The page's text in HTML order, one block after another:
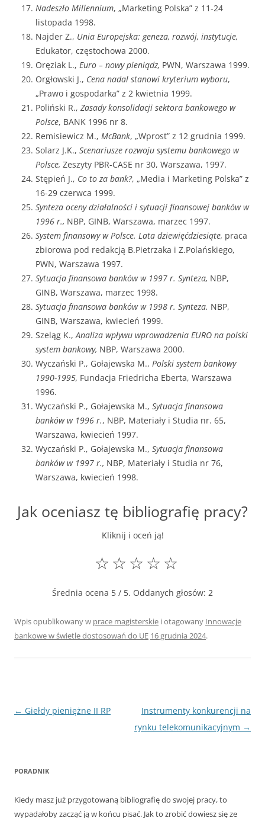
Nadeszło Millennium, „Marketing Polska” z 11-24
listopada 1998.
Najder Z., Unia Europejska: geneza, rozwój, instytucje,
Edukator, częstochowa 2000.
Oręziak L., Euro – nowy pieniądz, PWN, Warszawa 1999.
Orgłowski J., Cena nadal stanowi kryterium wyboru,
„Prawo i gospodarka” z 2 kwietnia 1999.
Poliński R., Zasady konsolidacji sektora bankowego w
Polsce, BANK 1996 nr 8.
Remisiewicz M., McBank, „Wprost” z 12 grudnia 1999.
Solarz J.K., Scenariusze rozwoju systemu bankowego w
Polsce, Zeszyty PBR-CASE nr 30, Warszawa, 1997.
Stępień J., Co to za bank?, „Media i Marketing Polska” z
16-29 czerwca 1999.
Synteza oceny działalności i sytuacji finansowej banków w
1996 r., NBP, GINB, Warszawa, marzec 1997.
System finansowy w Polsce. Lata dziewięćdziesiąte, praca
zbiorowa pod redakcją B.Pietrzaka i Z.Polańskiego,
PWN, Warszawa 1997.
Sytuacja finansowa banków w 1997 r. Synteza, NBP,
GINB, Warszawa, marzec 1998.
Sytuacja finansowa banków w 1998 r. Synteza. NBP,
GINB, Warszawa, kwiecień 1999.
Szeląg K.,Analiza wpływu wprowadzenia EURO na polski
system bankowy, NBP, Warszawa 2000.
Wyczański P., Gołajewska M., Polski system bankowy
1990-1995, Fundacja Friedricha Eberta, Warszawa
1996.
Wyczański P., Gołajewska M., Sytuacja finansowa
banków w 1996 r., NBP, Materiały i Studia nr. 65,
Warszawa, kwiecień 1997.
Wyczański P., Gołajewska M., Sytuacja finansowa
banków w 1997 r., NBP, Materiały i Studia nr 76,
Warszawa, kwiecień 1998.
Jak oceniasz tę bibliografię pracy?
Kliknij i oceń ją!
☆
☆
☆
☆
☆
Średnia ocena 5 / 5. Oddanych głosów: 2
Wpis opublikowany w prace magisterskie i otagowany Innowacje
bankowe w świetle dostosowań do UE 16 grudnia 2024.
Nawigacja
← Giełdy pieniężne II RP
Instrumenty konkurencji na
rynku telekomunikacyjnym →
PORADNIK
Kiedy masz już przygotowaną bibliografię do swojej pracy, to
wypadałoby zacząć ją w końcu pisać. Jak to zrobić dowiesz się ze